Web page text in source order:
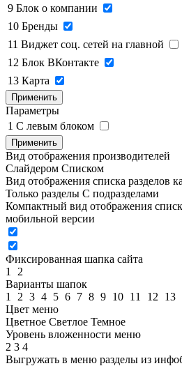
9 Блок о компании
10 Бренды
11 Виджет соц. сетей на главной
12 Блок ВКонтакте
13 Карта
Применить
Параметры
1 C левым блоком
Применить
Вид отображения производителей
Слайдером Списком
Вид отображения списка разделов
Только разделы С подразделами
Компактный вид отображения
мобильной версии
Фиксированная шапка сайта
1
2
Варианты шапок
1
2 3 4 5 6 7 8 9 10 11 12 13
Цвет меню
Цветное Светлое Темное
Уровень вложенности меню
2 3 4
Выгружать в меню разделы из